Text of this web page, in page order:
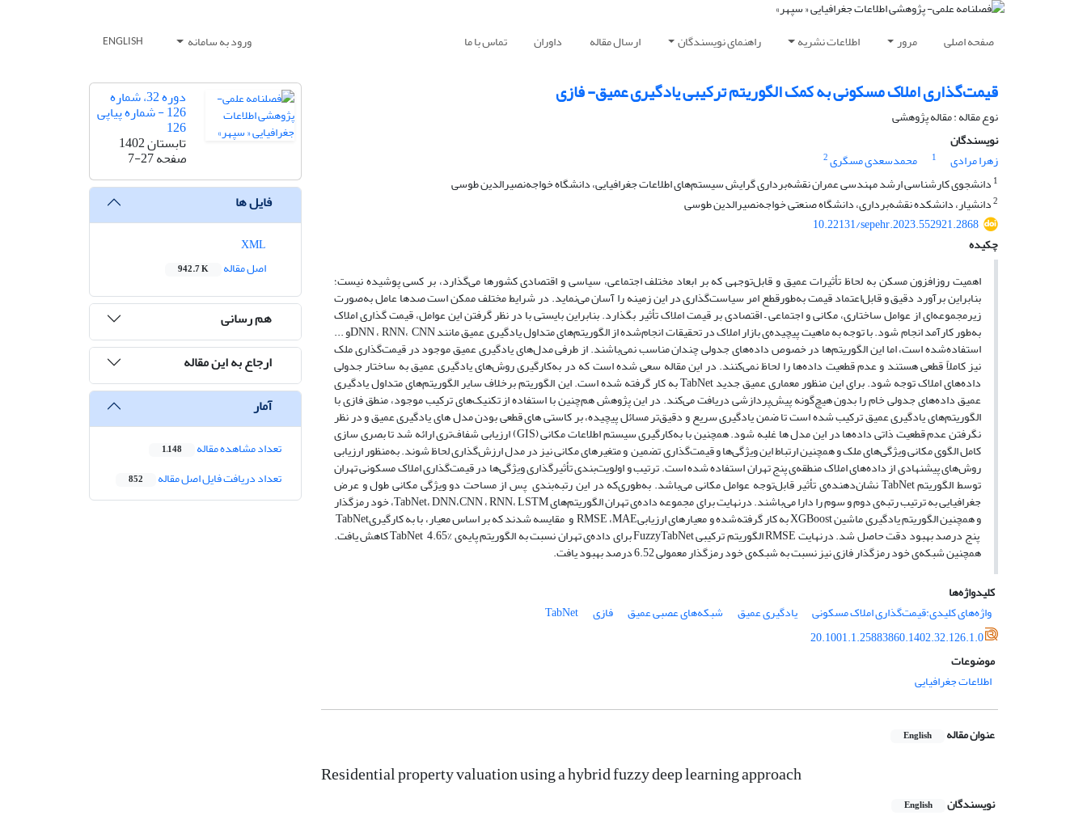
صفحه اصلی مرور اطلاعات نشریه راهنمای نویسندگان ارسال مقاله داوران تماس با ما ورود به سامانه ENGLISH
قیمت‌گذاری املاک مسکونی به کمک الگوریتم ترکیبی یادگیری عمیق- فازی
نوع مقاله : مقاله پژوهشی
نویسندگان
زهرا مرادی
1 محمدسعدی مسگری2
1 دانشجوی کارشناسی ارشد مهندسی عمران نقشه‌برداری گرایش سیستم‌های اطلاعات جغرافیایی، دانشگاه خواجه‌نصیرالدین طوسی
2دانشیار، دانشکده نقشه‌برداری، دانشگاه صنعتی خواجه‌نصیرالدین طوسی
10.22131/sepehr.2023.552921.2868
چکیده
اهمیت روزافزون مسکن به لحاظ تأثیرات عمیق و قابل‌توجهی که بر ابعاد مختلف اجتماعی، سیاسی و اقتصادی کشورها می‌گذارد، بر کسی پوشیده نیست؛
بنابراین برآورد دقیق و قابل‌اعتماد قیمت به‌طورقطع امر سیاست‌گذاری در این زمینه را آسان می‌نماید. در شرایط مختلف ممکن است صدها عامل به‌صورت
زیرمجموعه‌ای از عوامل ساختاری، مکانی و اجتماعی – اقتصادی بر قیمت املاک تأثیر بگذارد. بنابراین بایستی با در نظر گرفتن این عوامل، قیمت­ گذاری املاک
به‌طور کارآمد انجام شود. با توجه به ماهیت پیچیده‌ی بازار املاک در تحقیقات انجام‌شده از الگوریتم‌های متداول یادگیری عمیق مانند DNN ، RNN، CNNو ...
استفاده‌شده است، اما این الگوریتم‌ها در خصوص داده‌های جدولی چندان مناسب نمی‌باشند. از طرفی مدل‌های یادگیری عمیق موجود در قیمت‌گذاری ملک
نیز کاملاً قطعی هستند و عدم قطعیت داده‌ها را لحاظ نمی‌کنند. در این مقاله سعی شده است که در به‌کارگیری روش‌های یادگیری عمیق به ساختار جدولی
داده‌های املاک توجه شود. برای این منظور معماری عمیق جدید TabNet به کار گرفته شده است. این الگوریتم برخلاف سایر الگوریتم‌های متداول یادگیری
عمیق داده‌های جدولی خام را بدون هیچ‌گونه پیش‌پردازشی دریافت می‌کند. در این پژوهش هم‌چنین با استفاده از تکنیک‌های ترکیب موجود، منطق فازی با
الگوریتم‌های یادگیری عمیق ترکیب ‌شده است تا ضمن یادگیری سریع و دقیق‌تر مسائل پیچیده، بر کاستی­ های قطعی بودن مدل­ های یادگیری عمیق و در نظر
نگرفتن عدم قطعیت ذاتی داده‌ها در این مدل­ ها غلبه شود. همچنین با به‌کارگیری سیستم اطلاعات مکانی (GIS) ارزیابی شفاف‌تری ارائه شد تا بصری سازی
کامل الگوی مکانی ویژگی‌های ملک و همچنین ارتباط این ویژگی‌ها و قیمت‌گذاری تضمین و متغیرهای مکانی نیز در مدل ارزش‌گذاری لحاظ شوند. به‌منظور ارزیابی
روش‌های پیشنهادی از داده‌های املاک منطقه‌ی پنج تهران استفاده شده است. ترتیب و اولویت‌بندی تأثیرگذاری ویژگی‌ها در قیمت‌گذاری املاک مسکونی تهران
توسط الگوریتم TabNet نشان‌دهنده‌ی تأثیر قابل‌توجه عوامل مکانی می‌باشد. به‌طوری‌که در این رتبه‌بندی پس از مساحت دو ویژگی مکانی طول و عرض
جغرافیایی به ترتیب رتبه‌ی دوم و سوم را دارا می‌باشند. درنهایت برای مجموعه داده‌ی تهران الگوریتم‌های TabNet، DNN،CNN ، RNN، LSTM، خود رمزگذار
و همچنین الگوریتم یادگیری ماشین XGBoost به کار گرفته‌شده و معیارهای ارزیابیRMSE ،MAE و مقایسه شدند که بر اساس معیار، با به کارگیریTabNet
پنج درصد بهبود دقت حاصل شد. درنهایت RMSE الگوریتم ترکیبی FuzzyTabNet برای داده‌ی تهران نسبت به الگوریتم پایه‌ی TabNet 4.65% کاهش یافت.
همچنین شبکه‌ی خود رمزگذار فازی نیز نسبت به شبکه‌ی خود رمزگذار معمولی 6.52 درصد بهبود یافت.
کلیدواژه‌ها
واژه‌های کلیدی:قیمت‌گذاری املاک مسکونی
یادگیری عمیق شبکه‌های عصبی عمیق فازی
TabNet
20.1001.1.25883860.1402.32.126.1.0
موضوعات
اطلاعات جغرافیایی
عنوان مقاله English
Residential property valuation using a hybrid fuzzy deep learning approach
نویسندگان English
دوره 32، شماره
126 - شماره پیاپی
126
تابستان 1402
صفحه7-27
فایل ها
اصل مقاله
942.7 K
هم رسانی
ارجاع به این مقاله
آمار
تعداد مشاهده مقاله 1,148
تعداد دریافت فایل اصل مقاله 852